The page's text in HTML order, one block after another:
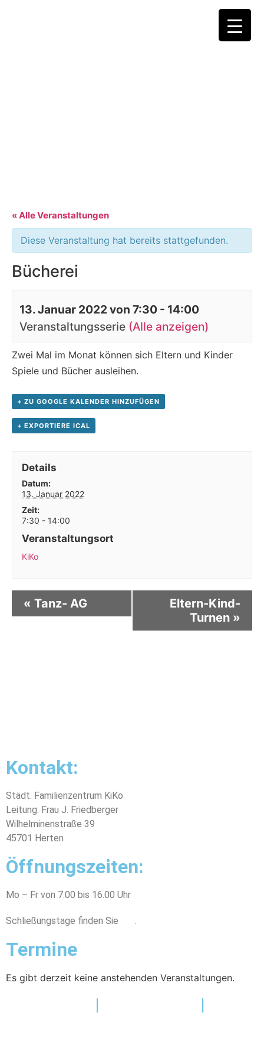
« Alle Veranstaltungen
Diese Veranstaltung hat bereits stattgefunden.
Bücherei
13. Januar 2022 von 7:30 - 14:00
Veranstaltungsserie (Alle anzeigen)
Zwei Mal im Monat können sich Eltern und Kinder
Spiele und Bücher ausleihen.
+ ZU GOOGLE KALENDER HINZUFÜGEN
+ EXPORTIERE ICAL
Details
Datum:
13. Januar 2022
Zeit:
7:30 - 14:00
Veranstaltungsort
KiKo
« Tanz- AG
Eltern-Kind-
Turnen »
Kontakt:
Städt. Familienzentrum KiKo
Leitung: Frau J. Friedberger
Wilhelminenstraße 39
45701 Herten
Öffnungszeiten:
Mo – Fr von 7.00 bis 16.00 Uhr
Schließungstage finden Sie .
Termine
Es gibt derzeit keine anstehenden Veranstaltungen.
|
|